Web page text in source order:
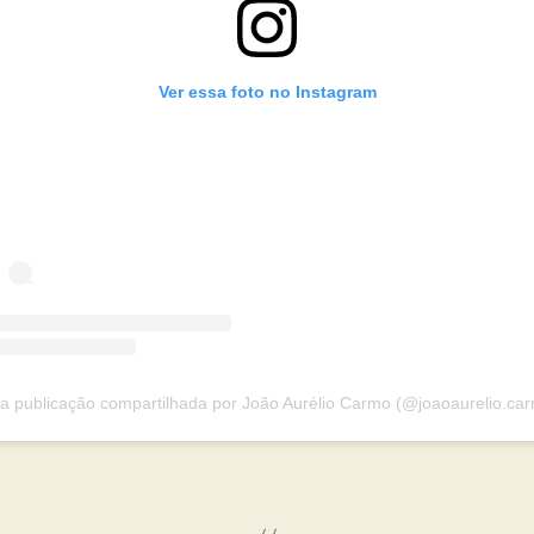
Ver essa foto no Instagram
publicação compartilhada por João Aurélio Carmo